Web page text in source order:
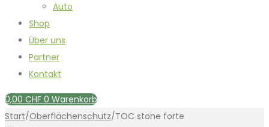
Auto
Shop
Über uns
Partner
Kontakt
0,00 CHF 0 Warenkorb
Start/Oberflächenschutz/TOC stone forte